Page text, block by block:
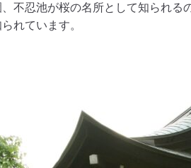
不忍池が桜の名所として知られ
れています。